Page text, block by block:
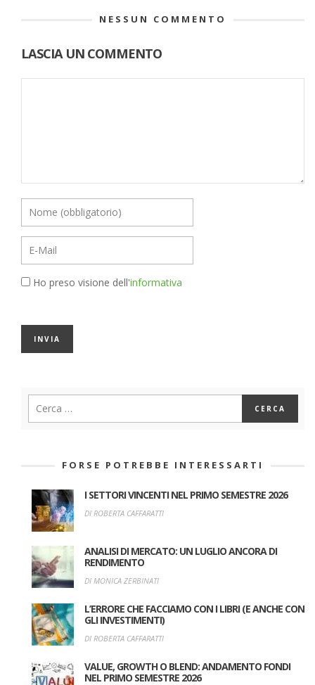
NESSUN COMMENTO
LASCIA UN COMMENTO
Ho preso visione dell'informativa
FORSE POTREBBE INTERESSARTI
I SETTORI VINCENTI NEL PRIMO SEMESTRE 2026
DI ROBERTA CAFFARATTI
ANALISI DI MERCATO: UN LUGLIO ANCORA DI
RENDIMENTO
DI MONICA ZERBINATI
L’ERRORE CHE FACCIAMO CON I LIBRI (E ANCHE CON
GLI INVESTIMENTI)
DI ROBERTA CAFFARATTI
VALUE, GROWTH O BLEND: ANDAMENTO FONDI
NEL PRIMO SEMESTRE 2026